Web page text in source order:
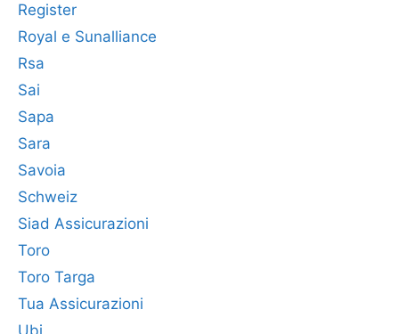
Register
Royal e Sunalliance
Rsa
Sai
Sapa
Sara
Savoia
Schweiz
Siad Assicurazioni
Toro
Toro Targa
Tua Assicurazioni
Ubi